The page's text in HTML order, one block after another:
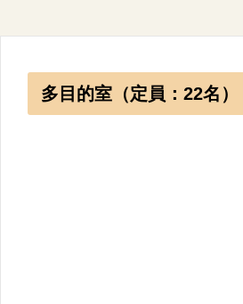
多目的室（定員：22名）